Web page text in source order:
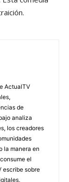
ActualTV
de
analiza
los creadores
la manera en
el
escribe sobre